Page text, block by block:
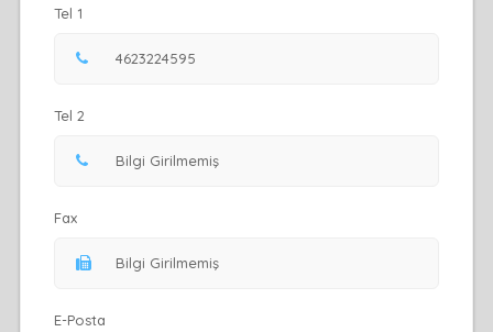
Tel 1
Tel 2
Fax
E-Posta